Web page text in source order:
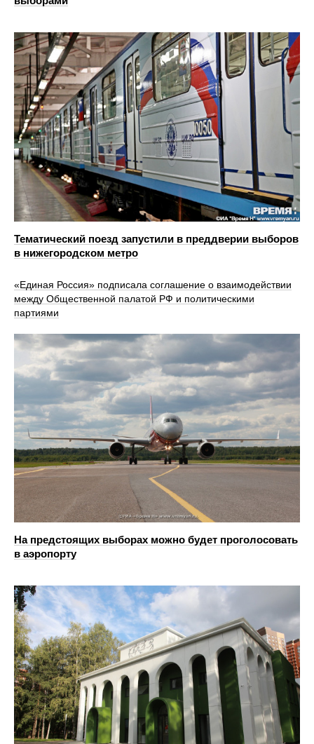
Тематический поезд запустили в преддверии выборов
в нижегородском метро
«Единая Россия» подписала соглашение о взаимодействии
между Общественной палатой РФ и политическими
партиями
На предстоящих выборах можно будет проголосовать
в аэропорту